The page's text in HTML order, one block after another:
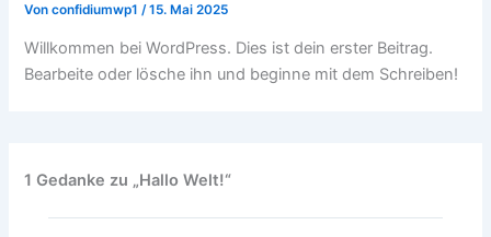
Vonconfidiumwp1 /15. Mai 2025
Willkommen bei WordPress. Dies ist dein erster Beitrag.
Bearbeite oder lösche ihn und beginne mit dem Schreiben!
1 Gedanke zu „Hallo Welt!“